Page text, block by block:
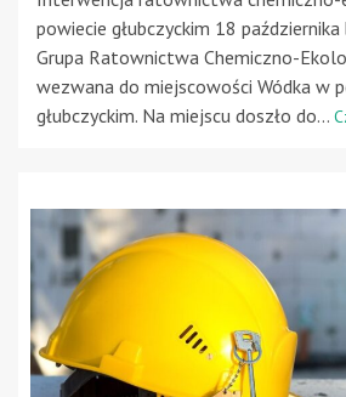
powiecie głubczyckim 18
Grupa Ratownictwa Chemiczno-
wezwana do miejscowości Wódka w
głubczyckim. Na miejscu doszło do...